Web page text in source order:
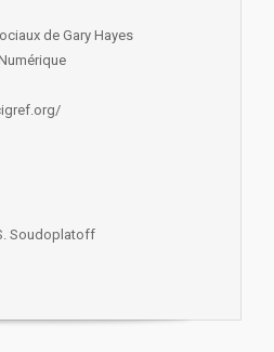
de Gary Hayes
Soudoplatoff